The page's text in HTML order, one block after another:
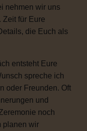
nehmen wir uns
Zeit für Eure
die Euch als
entsteht Eure
spreche ich
oder Freunden. Oft
und
noch
planen wir